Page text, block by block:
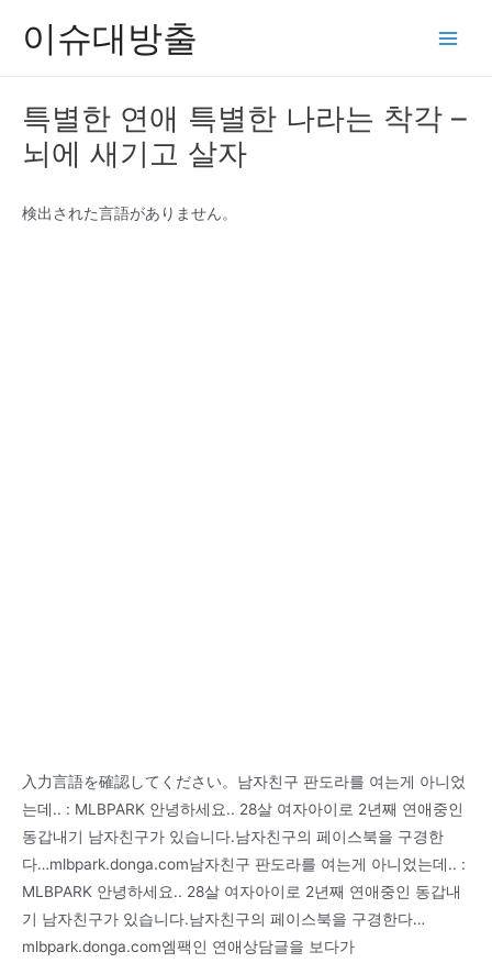
이슈대방출
특별한 연애 특별한 나라는 착각 –
뇌에 새기고 살자
検出された言語がありません。
入力言語を確認してください。남자친구 판도라를 여는게 아니었
는데.. : MLBPARK 안녕하세요.. 28살 여자아이로 2년째 연애중인
동갑내기 남자친구가 있습니다.남자친구의 페이스북을 구경한
다…mlbpark.donga.com남자친구 판도라를 여는게 아니었는데.. :
MLBPARK 안녕하세요.. 28살 여자아이로 2년째 연애중인 동갑내
기 남자친구가 있습니다.남자친구의 페이스북을 구경한다…
mlbpark.donga.com엠팩인 연애상담글을 보다가